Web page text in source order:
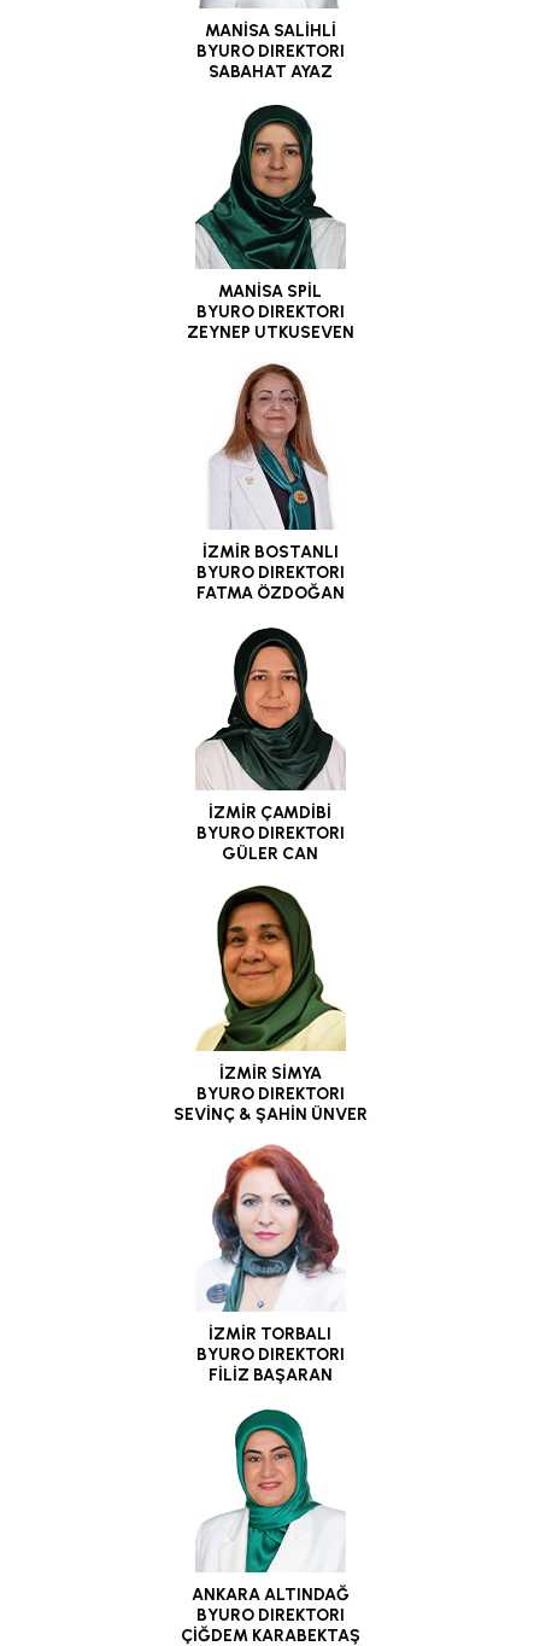
MANİSA SALİHLİ
BYURO DIREKTORI
SABAHAT AYAZ
MANİSA SPİL
BYURO DIREKTORI
ZEYNEP UTKUSEVEN
İZMİR BOSTANLI
BYURO DIREKTORI
FATMA ÖZDOĞAN
İZMİR ÇAMDİBİ
BYURO DIREKTORI
GÜLER CAN
İZMİR SİMYA
BYURO DIREKTORI
SEVİNÇ & ŞAHİN ÜNVER
İZMİR TORBALI
BYURO DIREKTORI
FİLİZ BAŞARAN
ANKARA ALTINDAĞ
BYURO DIREKTORI
ÇİĞDEM KARABEKTAŞ